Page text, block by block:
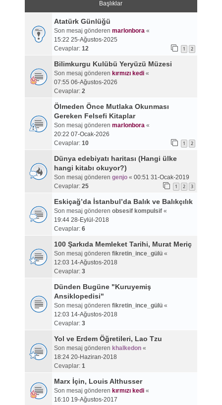
Başlıklar
Atatürk Günlüğü
Son mesaj gönderen marlonbora«
15:22 25-Ağustos-2025
Cevaplar: 12 1 2
Bilimkurgu Kulübü Yeryüzü Müzesi
Son mesaj gönderen kırmızı kedi«
07:55 06-Ağustos-2026
Cevaplar: 2
Ölmeden Önce Mutlaka Okunması
Gereken Felsefi Kitaplar
Son mesaj gönderen marlonbora«
20:22 07-Ocak-2026
Cevaplar: 10 1 2
Dünya edebiyatı haritası (Hangi ülke
hangi kitabı okuyor?)
Son mesaj gönderen genjo« 00:51 31-Ocak-2019
Cevaplar: 25 1 2 3
Eskiçağ’da İstanbul’da Balık ve Balıkçılık
Son mesaj gönderen obsesif kompulsif«
19:44 28-Eylül-2018
Cevaplar: 6
100 Şarkıda Memleket Tarihi, Murat Meriç
Son mesaj gönderen fikretin_ince_gülü«
12:03 14-Ağustos-2018
Cevaplar: 3
Dünden Bugüne "Kuruyemiş
Ansiklopedisi"
Son mesaj gönderen fikretin_ince_gülü«
12:03 14-Ağustos-2018
Cevaplar: 3
Yol ve Erdem Öğretileri, Lao Tzu
Son mesaj gönderen khalkedon«
18:24 20-Haziran-2018
Cevaplar: 1
Marx İçin, Louis Althusser
Son mesaj gönderen kırmızı kedi«
16:10 19-Ağustos-2017